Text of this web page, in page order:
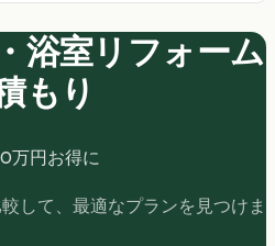
浴室リフォーム
もり
万円お得に
して、最適なプランを見つけま